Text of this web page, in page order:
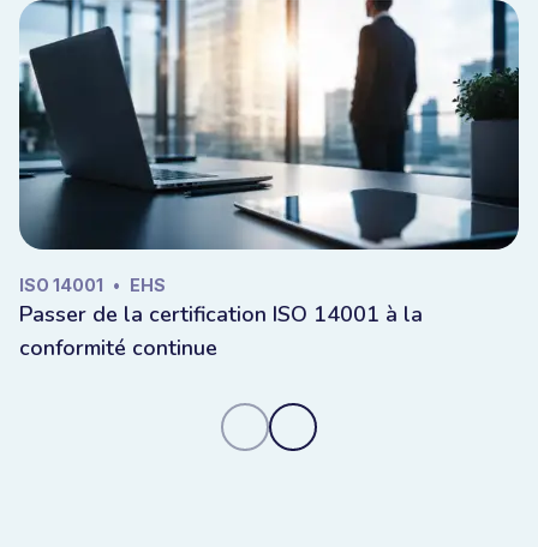
ISO 14001 • EHS
Passer de la certification ISO 14001 à la
conformité continue